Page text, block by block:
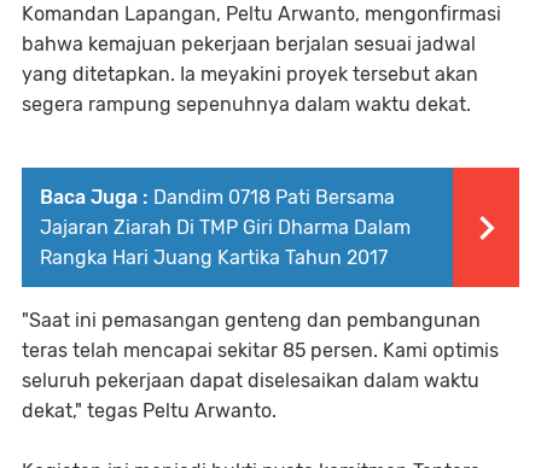
Komandan Lapangan, Peltu Arwanto, mengonfirmasi
bahwa kemajuan pekerjaan berjalan sesuai jadwal
yang ditetapkan. Ia meyakini proyek tersebut akan
segera rampung sepenuhnya dalam waktu dekat.
Baca Juga : Dandim 0718 Pati Bersama
Jajaran Ziarah Di TMP Giri Dharma Dalam
Rangka Hari Juang Kartika Tahun 2017
"Saat ini pemasangan genteng dan pembangunan
teras telah mencapai sekitar 85 persen. Kami optimis
seluruh pekerjaan dapat diselesaikan dalam waktu
dekat," tegas Peltu Arwanto.